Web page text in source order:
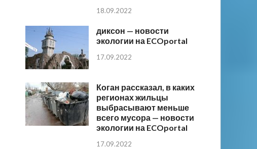
18.09.2022
диксон — новости
экологии на ECOportal
17.09.2022
Коган рассказал, в каких
регионах жильцы
выбрасывают меньше
всего мусора — новости
экологии на ECOportal
17.09.2022